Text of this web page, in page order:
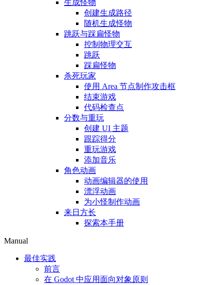
生成怪物
创建生成路径
随机生成怪物
跳跃与踩扁怪物
控制物理交互
跳跃
踩扁怪物
杀死玩家
使用 Area 节点制作攻击框
结束游戏
代码检查点
分数与重玩
创建 UI 主题
跟踪得分
重玩游戏
添加音乐
角色动画
动画编辑器的使用
漂浮动画
为小怪制作动画
来日方长
探索本手册
Manual
最佳实践
前言
在 Godot 中应用面向对象原则